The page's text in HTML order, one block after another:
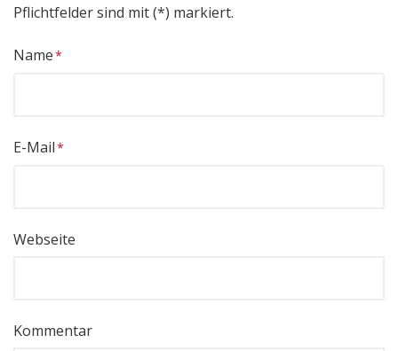
Pflichtfelder sind mit (*) markiert.
Name
E-Mail
Webseite
Kommentar